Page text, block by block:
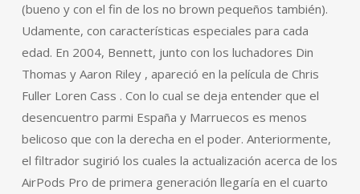
(bueno y con el fin de los no brown pequeños también).
Udamente, con características especiales para cada
edad. En 2004, Bennett, junto con los luchadores Din
Thomas y Aaron Riley , apareció en la película de Chris
Fuller Loren Cass . Con lo cual se deja entender que el
desencuentro parmi España y Marruecos es menos
belicoso que con la derecha en el poder. Anteriormente,
el filtrador sugirió los cuales la actualización acerca de los
AirPods Pro de primera generación llegaría en el cuarto